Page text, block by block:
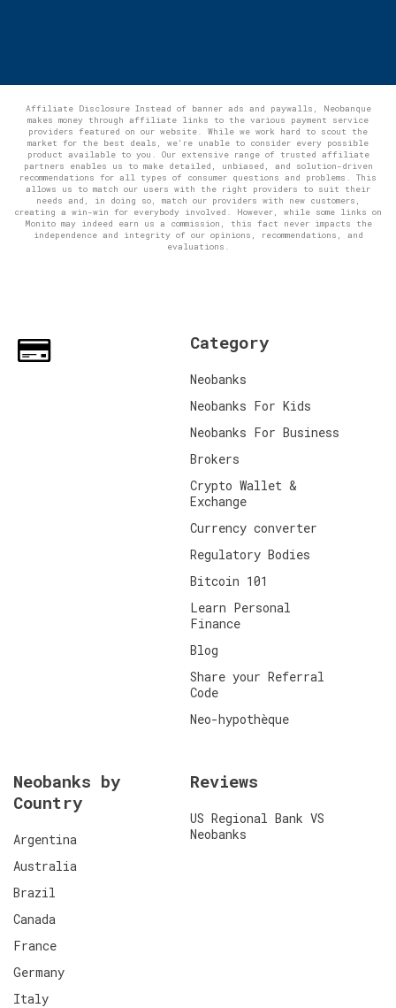
Affiliate Disclosure Instead of banner ads and paywalls, Neobanque
makes money through affiliate links to the various payment service
providers featured on our website. While we work hard to scout the
market for the best deals, we're unable to consider every possible
product available to you. Our extensive range of trusted affiliate
partners enables us to make detailed, unbiased, and solution-driven
recommendations for all types of consumer questions and problems. This
allows us to match our users with the right providers to suit their
needs and, in doing so, match our providers with new customers,
creating a win-win for everybody involved. However, while some links on
Monito may indeed earn us a commission, this fact never impacts the
independence and integrity of our opinions, recommendations, and
evaluations.
Category
Neobanks
Neobanks For Kids
Neobanks For Business
Brokers
Crypto Wallet &
Exchange
Currency converter
Regulatory Bodies
Bitcoin 101
Learn Personal
Finance
Blog
Share your Referral
Code
Neo-hypothèque
Neobanks by
Country
Argentina
Australia
Brazil
Canada
France
Germany
Italy
Reviews
US Regional Bank VS
Neobanks